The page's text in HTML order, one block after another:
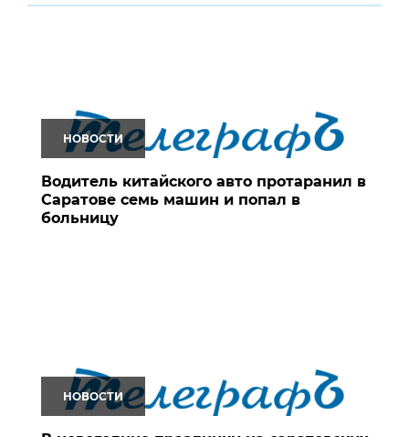
НОВОСТИ
Водитель китайского авто протаранил в
Саратове семь машин и попал в
больницу
НОВОСТИ